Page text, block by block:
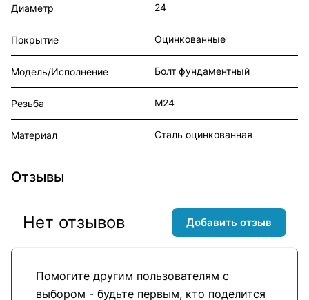
Диаметр 24
Покрытие Оцинкованные
Модель/Исполнение Болт фундаментный
Резьба М24
Материал Сталь оцинкованная
Отзывы
Помогите другим пользователям с
выбором - будьте первым, кто поделится
Нет отзывов Добавить отзыв